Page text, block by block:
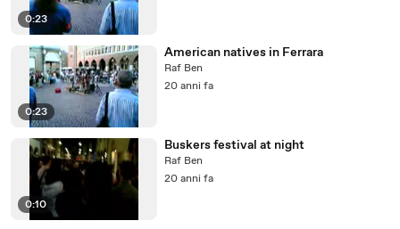
0:23
0:23
American natives in Ferrara
Raf Ben
20 anni fa
0:10
Buskers festival at night
Raf Ben
20 anni fa